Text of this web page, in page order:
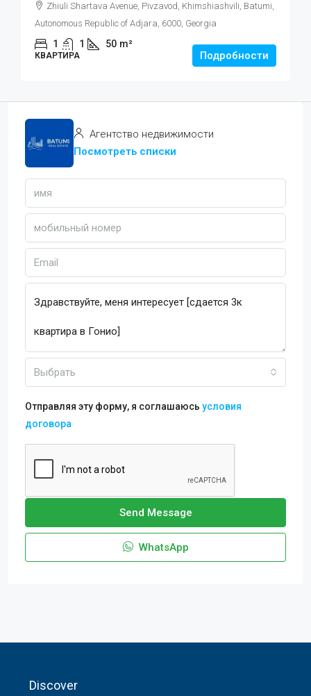
Zhiuli Shartava Avenue, Pivzavod, Khimshiashvili, Batumi,
Autonomous Republic of Adjara, 6000, Georgia
1 1 50 m²
КВАРТИРА Подробности
Агентство недвижимости
Посмотреть списки
Выбрать
Отправляя эту форму, я соглашаюсь условия
договора
Send Message
WhatsApp
Discover